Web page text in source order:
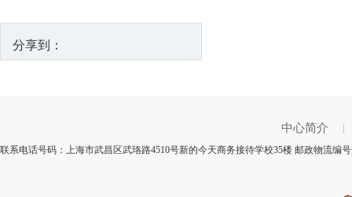
分享到：
中心简介
联系电话号码：上海市武昌区武珞路4510号新的今天商务接待学校35楼 邮政物流编